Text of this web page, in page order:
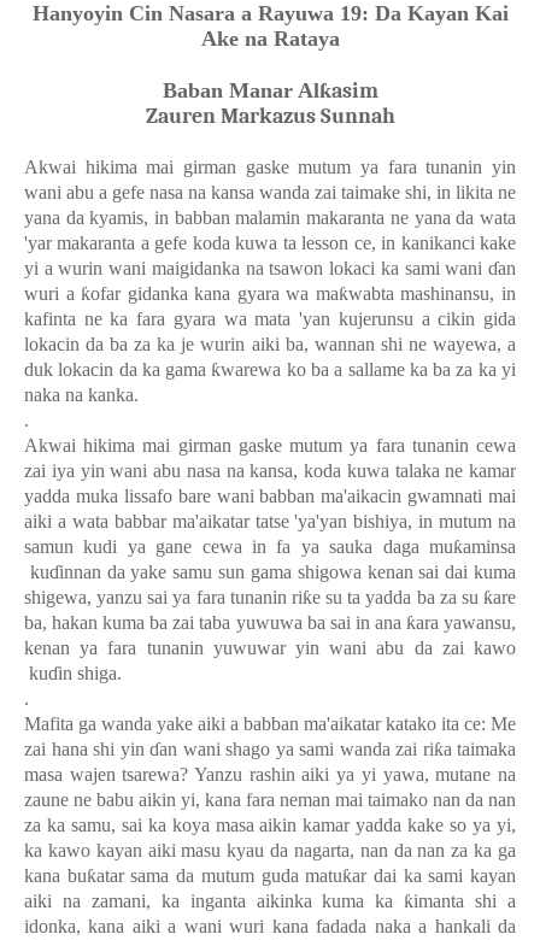
Hanyoyin Cin Nasara a Rayuwa 19: Da Kayan Kai
Ake na Rataya
Baban Manar Alƙasim
Zauren Markazus Sunnah
Akwai hikima mai girman gaske mutum ya fara tunanin yin
wani abu a gefe nasa na kansa wanda zai taimake shi, in likita ne
yana da kyamis, in babban malamin makaranta ne yana da wata
'yar makaranta a gefe koda kuwa ta lesson ce, in kanikanci kake
yi a wurin wani maigidanka na tsawon lokaci ka sami wani ɗan
wuri a ƙofar gidanka kana gyara wa maƙwabta mashinansu, in
kafinta ne ka fara gyara wa mata 'yan kujerunsu a cikin gida
lokacin da ba za ka je wurin aiki ba, wannan shi ne wayewa, a
duk lokacin da ka gama ƙwarewa ko ba a sallame ka ba za ka yi
naka na kanka.
.
Akwai hikima mai girman gaske mutum ya fara tunanin cewa
zai iya yin wani abu nasa na kansa, koda kuwa talaka ne kamar
yadda muka lissafo bare wani babban ma'aikacin gwamnati mai
aiki a wata babbar ma'aikatar tatse 'ya'yan bishiya, in mutum na
samun kudi ya gane cewa in fa ya sauka daga muƙaminsa
kuɗinnan da yake samu sun gama shigowa kenan sai dai kuma
shigewa, yanzu sai ya fara tunanin riƙe su ta yadda ba za su ƙare
ba, hakan kuma ba zai taba yuwuwa ba sai in ana ƙara yawansu,
kenan ya fara tunanin yuwuwar yin wani abu da zai kawo
kuɗin shiga.
.
Mafita ga wanda yake aiki a babban ma'aikatar katako ita ce: Me
zai hana shi yin ɗan wani shago ya sami wanda zai riƙa taimaka
masa wajen tsarewa? Yanzu rashin aiki ya yi yawa, mutane na
zaune ne babu aikin yi, kana fara neman mai taimako nan da nan
za ka samu, sai ka koya masa aikin kamar yadda kake so ya yi,
ka kawo kayan aiki masu kyau da nagarta, nan da nan za ka ga
kana buƙatar sama da mutum guda matuƙar dai ka sami kayan
aiki na zamani, ka inganta aikinka kuma ka ƙimanta shi a
idonka, kana aiki a wani wuri kana fadada naka a hankali da